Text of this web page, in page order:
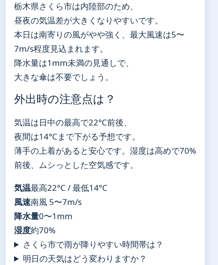
栃木県さくら市は内陸部のため、
昼夜の気温差が大きくなりやすいです。
本日は南寄りの風がやや強く、最大風速は5〜
7m/s程度見込まれます。
降水量は1mm未満の見通しで、
大きな傘は不要でしょう。
外出時の注意点は？
気温は日中の最高で22°C前後、
夜間は14°Cまで下がる予想です。
薄手の上着があると安心です。湿度は高めで70%
前後、ムシっとした空気感です。
気温最高22°C / 最低14°C
風速南風 5〜7m/s
降水量0〜1mm
湿度約70%
さくら市で雨が降りやすい時間帯は？
明日の天気はどう変わりますか？